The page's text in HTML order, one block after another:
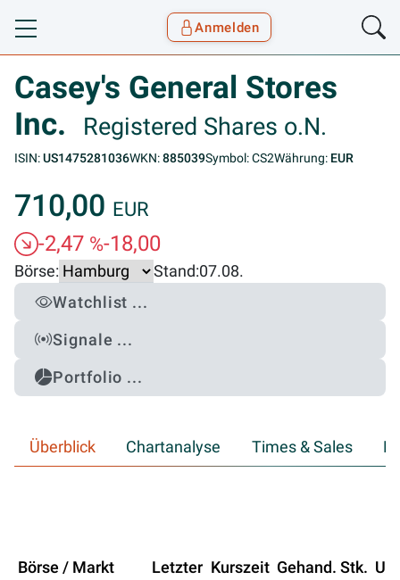
Toggle navigation
Anmelden
Casey's General Stores
Inc.
Registered Shares o.N.
ISIN:US1475281036WKN:885039Symbol: CS2Währung: EUR
710,00 EUR
-2,47 %-18,00
Börse: Stand:07.08.
Watchlist ...
Signale ...
Portfolio ...
Überblick Chartanalyse Times & Sales
Börse / Markt Letzter Kurszeit Gehand. Stk.